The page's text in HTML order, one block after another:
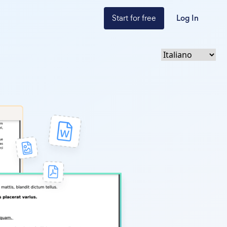
Start for free Log In